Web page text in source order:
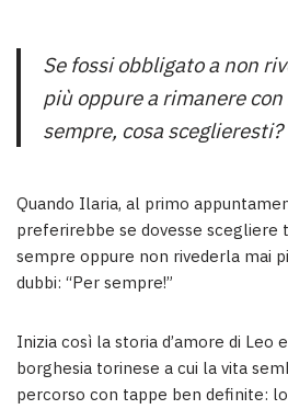
Se fossi obbligato a non
più oppure a rimanere con
sempre, cosa sceglieresti?
Quando Ilaria, al primo
preferirebbe se dovesse
sempre oppure non rivederla mai
dubbi: “Per sempre!”
Inizia così la storia d’amore di Leo
borghesia torinese a cui la vita
percorso con tappe ben definite: